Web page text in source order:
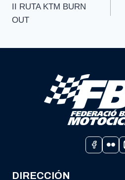
de
II RUTA KTM BURN
OUT
DIRECCIÓN